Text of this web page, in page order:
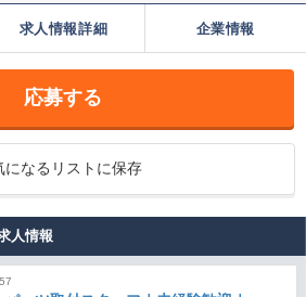
求人情報詳細 企業情報
応募する
になるリストに保存
人情報